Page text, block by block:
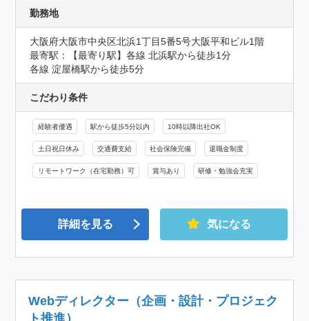
勤務地
大阪府大阪市中央区北浜1丁目5番5号大阪平和ビル1階
最寄駅：【最寄り駅】各線 北浜駅から徒歩1分
各線 淀屋橋駅から徒歩5分
こだわり条件
経験者優遇 駅から徒歩5分以内 10時以降出社OK
土日祝日休み 交通費支給 社会保険完備 退職金制度
リモートワーク（在宅勤務）可 賞与あり 研修・勉強会充実
詳細を見る 気になる
Webディレクター（企画・設計・プロジェク